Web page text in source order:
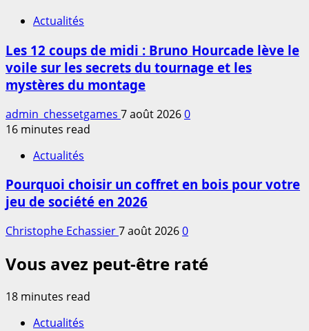
Actualités
Les 12 coups de midi : Bruno Hourcade lève le
voile sur les secrets du tournage et les
mystères du montage
admin_chessetgames 7 août 20260
16 minutes read
Actualités
Pourquoi choisir un coffret en bois pour votre
jeu de société en 2026
Christophe Echassier7 août 20260
Vous avez peut-être raté
18 minutes read
Actualités